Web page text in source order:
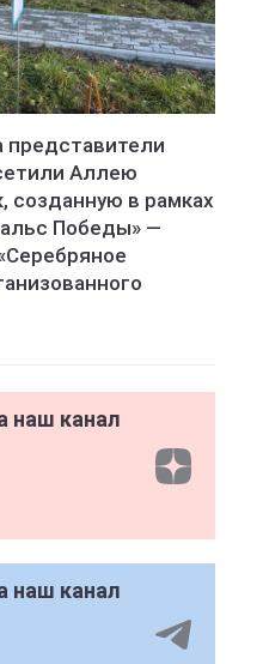
представители
Аллею
созданную в рамках
Победы» —
наш канал
наш канал